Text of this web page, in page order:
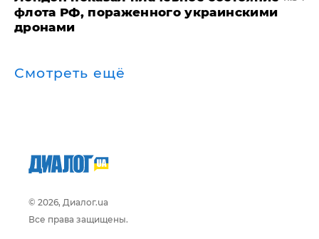
флота РФ, пораженного украинскими
дронами
Смотреть ещё
© 2026, Диалог.ua
Все права защищены.